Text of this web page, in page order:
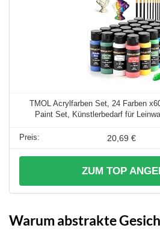
TMOL Acrylfarben Set, 24 Farben
Paint Set, Künstlerbedarf für
20,69 €
ZUM TOP
Warum abstrakte